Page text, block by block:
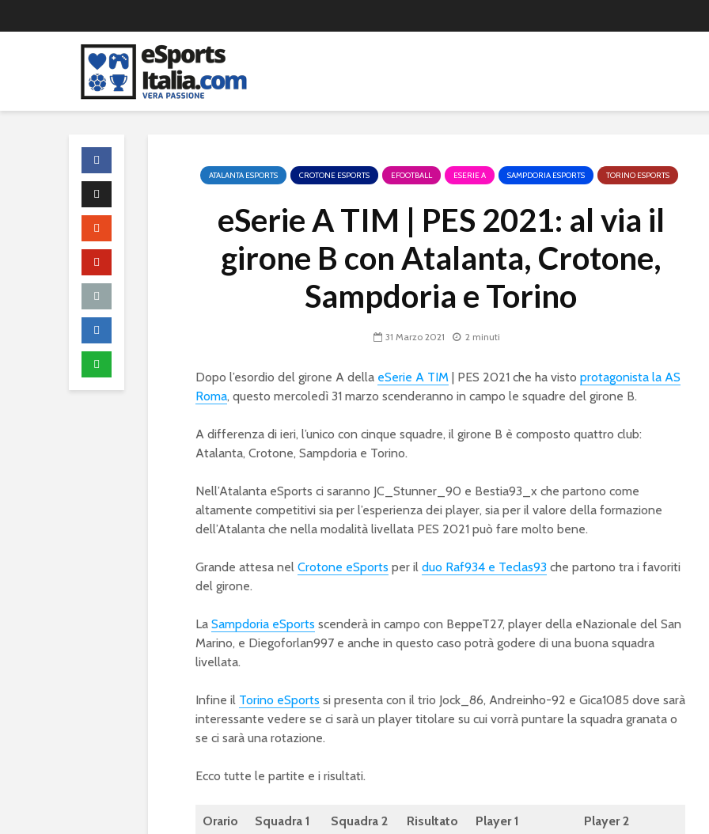
ATALANTA ESPORTS CROTONE ESPORTS EFOOTBALL ESERIE A SAMPDORIA ESPORTS TORINO ESPORTS
eSerie A TIM | PES 2021: al via il
girone B con Atalanta, Crotone,
Sampdoria e Torino
31 Marzo 2021 2 minuti
Dopo l’esordio del girone A della eSerie A TIM | PES 2021 che ha visto protagonista la AS
Roma, questo mercoledì 31 marzo scenderanno in campo le squadre del girone B.
A differenza di ieri, l’unico con cinque squadre, il girone B è composto quattro club:
Atalanta, Crotone, Sampdoria e Torino.
Nell’Atalanta eSports ci saranno JC_Stunner_90 e Bestia93_x che partono come
altamente competitivi sia per l’esperienza dei player, sia per il valore della formazione
dell’Atalanta che nella modalità livellata PES 2021 può fare molto bene.
Grande attesa nel Crotone eSports per il duo Raf934 e Teclas93 che partono tra i favoriti
del girone.
La Sampdoria eSports scenderà in campo con BeppeT27, player della eNazionale del San
Marino, e Diegoforlan997 e anche in questo caso potrà godere di una buona squadra
livellata.
Infine il Torino eSports si presenta con il trio Jock_86, Andreinho-92 e Gica1085 dove sarà
interessante vedere se ci sarà un player titolare su cui vorrà puntare la squadra granata o
se ci sarà una rotazione.
Ecco tutte le partite e i risultati.
Orario Squadra 1 Squadra 2 Risultato Player 1 Player 2